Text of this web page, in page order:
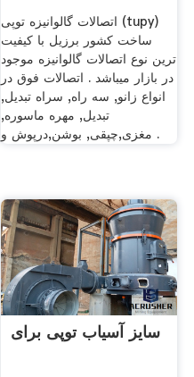
اتصالات گالوانیزه توپی (tupy)
ساخت کشور برزیل با کیفیت
ترین نوع اتصالات گالوانیزه موجود
در بازار میباشد . اتصالات فوق در
انواع زانو, سه راه, سراه تبدیل,
تبدیل, مهره ماسوره,
مغزی,چپقی, بوشن,درپوش و .
سایز آسیاب توپی برای